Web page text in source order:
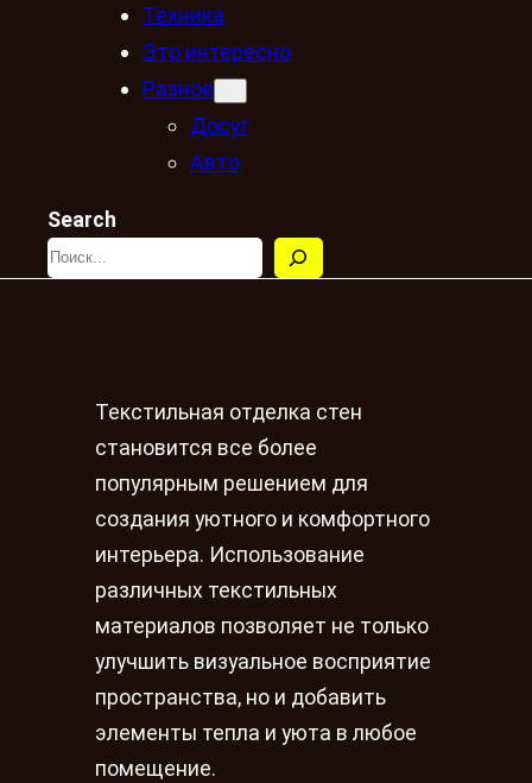
Техника
Это интересно
Разное
Досуг
Авто
Search
Текстильная отделка стен
становится все более
популярным решением для
создания уютного и комфортного
интерьера. Использование
различных текстильных
материалов позволяет не только
улучшить визуальное восприятие
пространства, но и добавить
элементы тепла и уюта в любое
помещение.